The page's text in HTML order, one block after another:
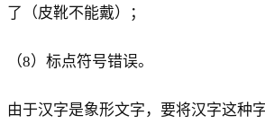
了（皮靴不能戴）；
（8）标点符号错误。
由于汉字是象形文字，要将汉字这种